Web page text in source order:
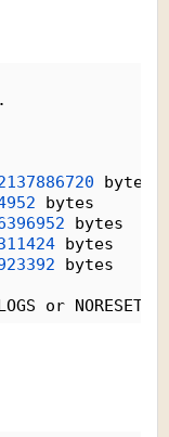
bytes
bytes
bytes
bytes
bytes
or